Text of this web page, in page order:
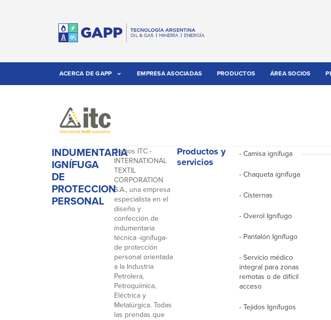
ACERCA DE GAPP EMPRESA ASOCIADAS PRODUCTOS ÁREA SOCIOS
INDUMENTARIA
IGNÍFUGA
DE
PROTECCION
PERSONAL
Somos ITC -
INTERNATIONAL
TEXTIL
CORPORATION
S.A., una empresa
especialista en el
diseño y
confección de
indumentaria
técnica -ignífuga-
de protección
personal orientada
a la Industria
Petrolera,
Petroquímica,
Eléctrica y
Metalúrgica. Todas
las prendas que
Productos y
servicios
- Camisa ignífuga
- Chaqueta ignífuga
- Cisternas
- Overol Ignífugo
- Pantalón Ignífugo
- Servicio médico
integral para zonas
remotas o de difícil
acceso
- Tejidos Ignífugos